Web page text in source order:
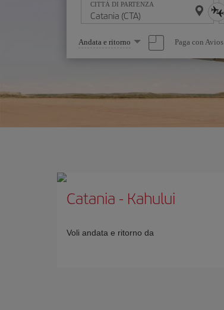
CITTÀ DI PARTENZA
Seleziona
un'opzione
Andata e ritorno Paga con Avios
Catania - Kahului
Voli andata e ritorno da